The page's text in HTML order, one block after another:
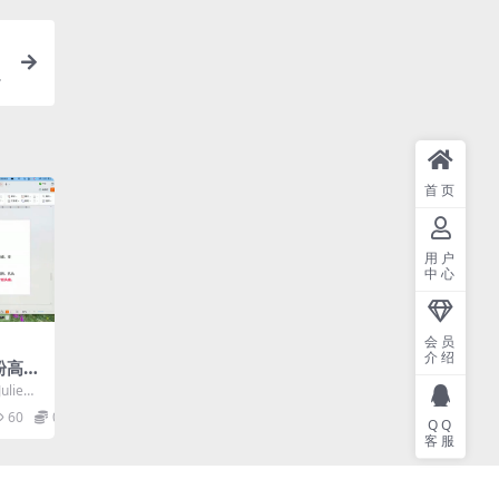
高客
老
。
60 0
首页
用户
中心
会员
介绍
QQ
客服